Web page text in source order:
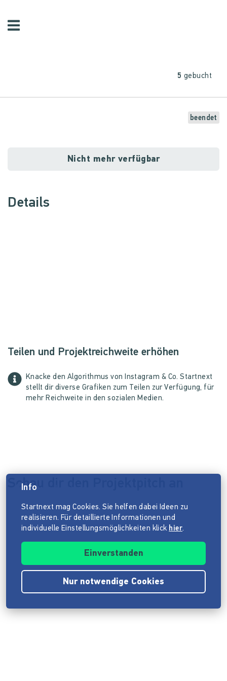
5 gebucht
beendet
Nicht mehr verfügbar
Details
Teilen und Projektreichweite erhöhen
Knacke den Algorithmus von Instagram & Co. Startnext
stellt dir diverse Grafiken zum Teilen zur Verfügung, für
mehr Reichweite in den sozialen Medien.
Schau dir den Projektpitch an
Datenschutzhinweis
Info
Startnext mag Cookies. Sie helfen dabei Ideen zu
realisieren. Für detaillierte Informationen und
individuelle Einstellungsmöglichkeiten klick hier.
Einverstanden
Nur notwendige Cookies